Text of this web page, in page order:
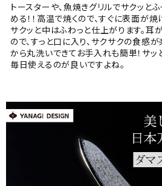
トースターや、魚焼きグリルでサクッと
める！！高温で焼くので、すぐに表面が
サクッと中はふわっと仕上がります。耳
ので、すっと口に入り、サクサクの食感
から丸洗いできてお手入れも簡単！サッ
毎日使えるのが良いですよね。